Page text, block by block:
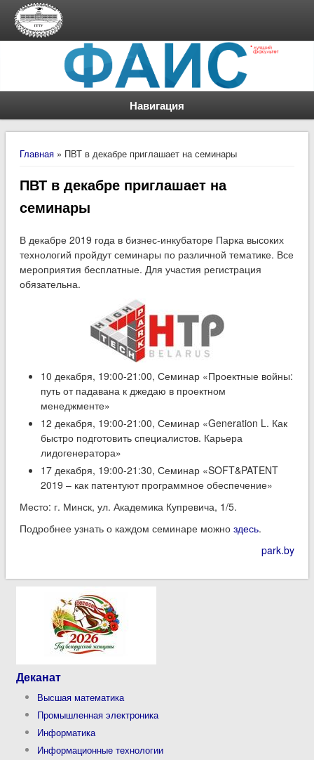
Навигация
Вы здесь
Главная» ПВТ в декабре приглашает на семинары
ПВТ в декабре приглашает на
семинары
В декабре 2019 года в бизнес-инкубаторе Парка высоких
технологий пройдут семинары по различной тематике. Все
мероприятия бесплатные. Для участия регистрация
обязательна.
10 декабря, 19:00-21:00, Семинар «Проектные войны:
путь от падавана к джедаю в проектном
менеджменте»
12 декабря, 19:00-21:00, Семинар «Generation L. Как
быстро подготовить специалистов. Карьера
лидогенератора»
17 декабря, 19:00-21:30, Семинар «SOFT&PATENT
2019 – как патентуют программное обеспечение»
Место: г. Минск, ул. Академика Купревича, 1/5.
Подробнее узнать о каждом семинаре можно здесь.
park.by
Деканат
Высшая математика
Промышленная электроника
Информатика
Информационные технологии